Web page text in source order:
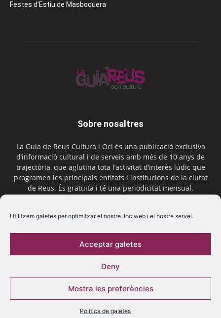
Utilitzem galetes per optimitzar el nostre lloc web i el nostre servei.
Acceptar galetes
Deny
Mostra les preferències
Política de galetes
Festes d’Estiu de Masboquera
Sobre nosaltres
La Guia de Reus Cultura i Oci és una publicació exclusiva
d’informació cultural i de serveis amb més de 10 anys de
trajectòria, que aglutina tota l’activitat d’interès lúdic que
programen les principals entitats i institucions de la ciutat
de Reus. És gratuïta i té una periodicitat mensual.
Segueix-nos
© 2016 La Guia de Reus | Creada per Be Marketing